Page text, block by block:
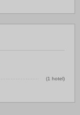
(1 hotel)